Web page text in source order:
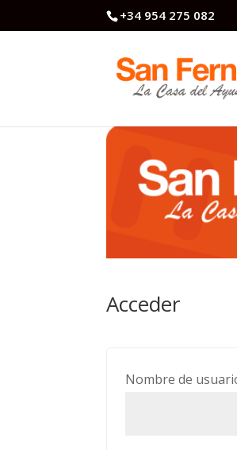
+34 954 275 082
Acceder
Nombre de